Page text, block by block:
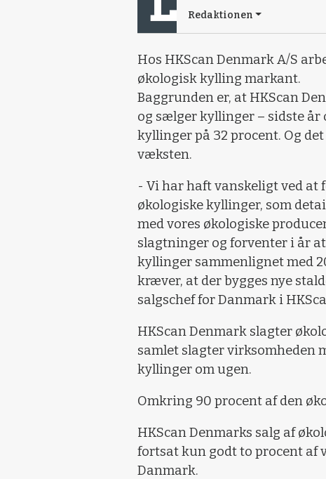
Redaktionen
Hos HKScan Denmark A/S
økologisk kylling markant.
Baggrunden er, at HKScan
og sælger kyllinger – sidste år
kyllinger på 32 procent. Og
væksten.
- Vi har haft vanskeligt ved at
økologiske kyllinger, som
med vores økologiske
slagtninger og forventer i år
kyllinger sammenlignet med
kræver, at der bygges nye
salgschef for Danmark i
HKScan Denmark slagter
samlet slagter virksomheden
kyllinger om ugen.
Omkring 90 procent af den
HKScan Denmarks salg af
fortsat kun godt to procent af
Danmark.